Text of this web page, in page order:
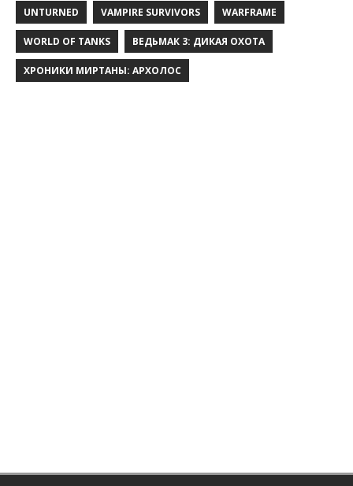
UNTURNED VAMPIRE SURVIVORS WARFRAME
WORLD OF TANKS ВЕДЬМАК 3: ДИКАЯ ОХОТА
ХРОНИКИ МИРТАНЫ: АРХОЛОС